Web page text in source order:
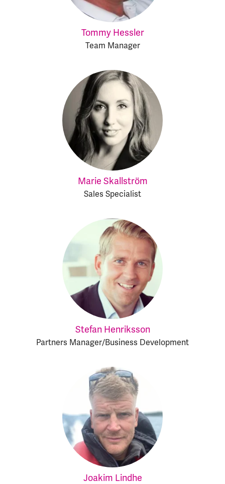
Tommy Hessler
Team Manager
Marie Skallström
Sales Specialist
Stefan Henriksson
Partners Manager/Business Development
Joakim Lindhe